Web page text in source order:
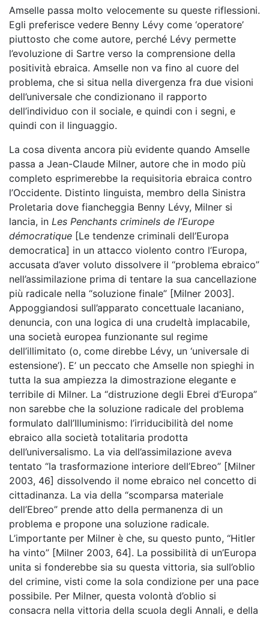
Amselle passa molto velocemente su queste riflessioni.
Egli preferisce vedere Benny Lévy come ‘operatore’
piuttosto che come autore, perché Lévy permette
l’evoluzione di Sartre verso la comprensione della
positività ebraica. Amselle non va fino al cuore del
problema, che si situa nella divergenza fra due visioni
dell’universale che condizionano il rapporto
dell’individuo con il sociale, e quindi con i segni, e
quindi con il linguaggio.
La cosa diventa ancora più evidente quando Amselle
passa a Jean-Claude Milner, autore che in modo più
completo esprimerebbe la requisitoria ebraica contro
l’Occidente. Distinto linguista, membro della Sinistra
Proletaria dove fiancheggia Benny Lévy, Milner si
lancia, in Les Penchants criminels de l’Europe
démocratique [Le tendenze criminali dell’Europa
democratica] in un attacco violento contro l’Europa,
accusata d’aver voluto dissolvere il “problema ebraico”
nell’assimilazione prima di tentare la sua cancellazione
più radicale nella “soluzione finale” [Milner 2003].
Appoggiandosi sull’apparato concettuale lacaniano,
denuncia, con una logica di una crudeltà implacabile,
una società europea funzionante sul regime
dell’illimitato (o, come direbbe Lévy, un ‘universale di
estensione’). E’ un peccato che Amselle non spieghi in
tutta la sua ampiezza la dimostrazione elegante e
terribile di Milner. La “distruzione degli Ebrei d’Europa”
non sarebbe che la soluzione radicale del problema
formulato dall’Illuminismo: l’irriducibilità del nome
ebraico alla società totalitaria prodotta
dell’universalismo. La via dell’assimilazione aveva
tentato “la trasformazione interiore dell’Ebreo” [Milner
2003, 46] dissolvendo il nome ebraico nel concetto di
cittadinanza. La via della “scomparsa materiale
dell’Ebreo” prende atto della permanenza di un
problema e propone una soluzione radicale.
L’importante per Milner è che, su questo punto, “Hitler
ha vinto” [Milner 2003, 64]. La possibilità di un’Europa
unita si fonderebbe sia su questa vittoria, sia sull’oblio
del crimine, visti come la sola condizione per una pace
possibile. Per Milner, questa volontà d’oblio si
consacra nella vittoria della scuola degli Annali, e della